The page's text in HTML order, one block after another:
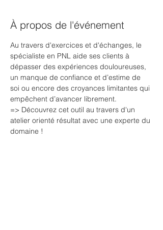
À propos de l'événement
Au travers d'exercices et d'échanges, le
spécialiste en PNL aide ses clients à
dépasser des expériences douloureuses,
un manque de confiance et d’estime de
soi ou encore des croyances limitantes qui
empêchent d’avancer librement.
=> Découvrez cet outil au travers d'un
atelier orienté résultat avec une experte du
domaine !